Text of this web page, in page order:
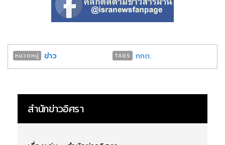
หมวดหมู่ ข่าว TAGS กกต.
สำนักข่าวอิศรา